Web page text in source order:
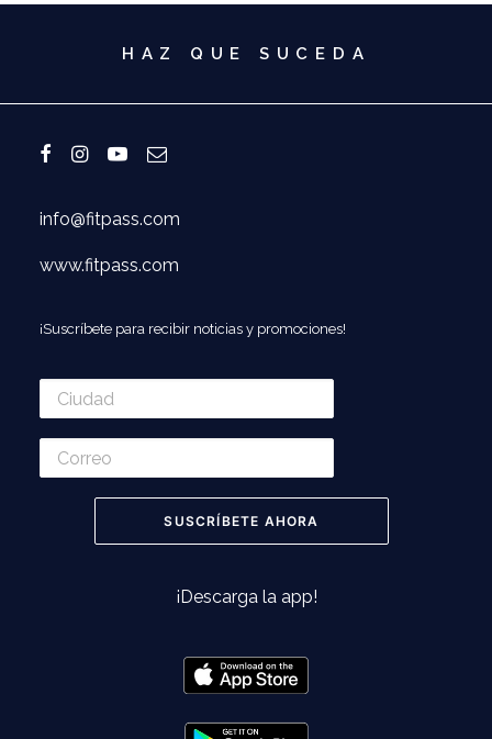
HAZ QUE SUCEDA
info@fitpass.com
www.fitpass.com
¡Suscríbete para recibir noticias y promociones!
¡Descarga la app!